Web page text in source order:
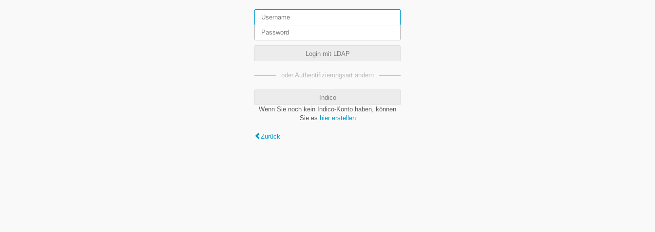
Login mit LDAP
oder Authentifizierungsart ändern
Indico
Wenn Sie noch kein Indico-Konto haben, können
Sie es hier erstellen
Zurück